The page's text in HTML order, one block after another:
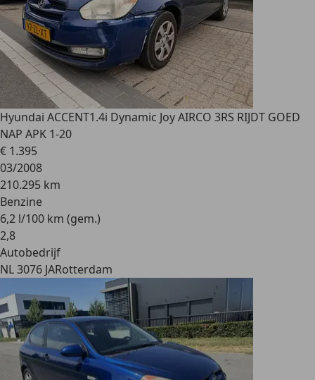
Hyundai ACCENT1.4i Dynamic Joy AIRCO 3RS RIJDT GOED
NAP APK 1-20
€ 1.395
03/2008
210.295 km
Benzine
6,2 l/100 km (gem.)
2,8
Autobedrijf
NL 3076 JARotterdam